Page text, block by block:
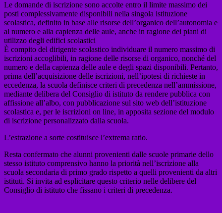
Le domande di iscrizione sono accolte entro il limite massimo dei
posti complessivamente disponibili nella singola istituzione
scolastica, definito in base alle risorse dell’organico dell’autonomia e
al numero e alla capienza delle aule, anche in ragione dei piani di
utilizzo degli edifici scolastici
È compito del dirigente scolastico individuare il numero massimo di
iscrizioni accoglibili, in ragione delle risorse di organico, nonché del
numero e della capienza delle aule e degli spazi disponibili. Pertanto,
prima dell’acquisizione delle iscrizioni, nell’ipotesi di richieste in
eccedenza, la scuola definisce criteri di precedenza nell’ammissione,
mediante delibera del Consiglio di istituto da rendere pubblica con
affissione all’albo, con pubblicazione sul sito web dell’istituzione
scolastica e, per le iscrizioni on line, in apposita sezione del modulo
di iscrizione personalizzato dalla scuola.
L’estrazione a sorte costituisce l’extrema ratio.
Resta confermato che alunni provenienti dalle scuole primarie dello
stesso istituto comprensivo hanno la priorità nell’iscrizione alla
scuola secondaria di primo grado rispetto a quelli provenienti da altri
istituti. Si invita ad esplicitare questo criterio nelle delibere del
Consiglio di istituto che fissano i criteri di precedenza.